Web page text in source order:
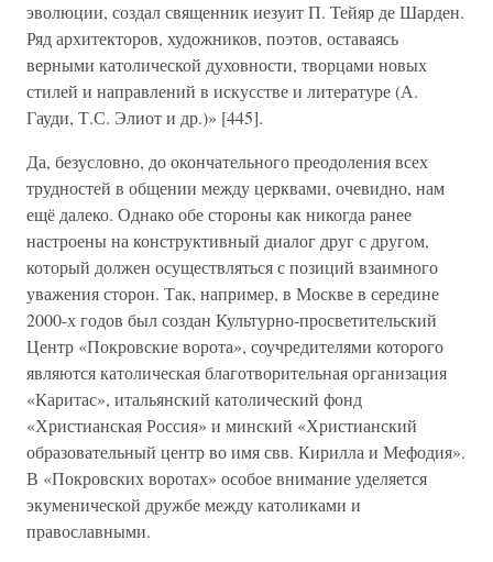
эволюции, создал священник иезуит П. Тейяр де Шарден.
Ряд архитекторов, художников, поэтов, оставаясь
верными католической духовности, творцами новых
стилей и направлений в искусстве и литературе (А.
Гауди, Т.С. Элиот и др.)» [445].
Да, безусловно, до окончательного преодоления всех
трудностей в общении между церквами, очевидно, нам
ещё далеко. Однако обе стороны как никогда ранее
настроены на конструктивный диалог друг с другом,
который должен осуществляться с позиций взаимного
уважения сторон. Так, например, в Москве в середине
2000-х годов был создан Культурно-просветительский
Центр «Покровские ворота», соучредителями которого
являются католическая благотворительная организация
«Каритас», итальянский католический фонд
«Христианская Россия» и минский «Христианский
образовательный центр во имя свв. Кирилла и Мефодия».
В «Покровских воротах» особое внимание уделяется
экуменической дружбе между католиками и
православными.